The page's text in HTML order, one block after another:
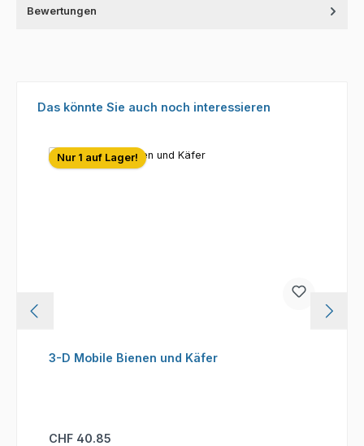
Bewertungen
Produktgalerie überspringen
Das könnte Sie auch noch interessieren
Nur 1 auf Lager!
3-D Mobile Bienen und Käfer
Regulärer Preis:
CHF 40.85